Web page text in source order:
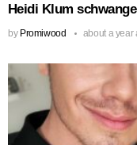
Heidi Klum
by Promiwood about a year